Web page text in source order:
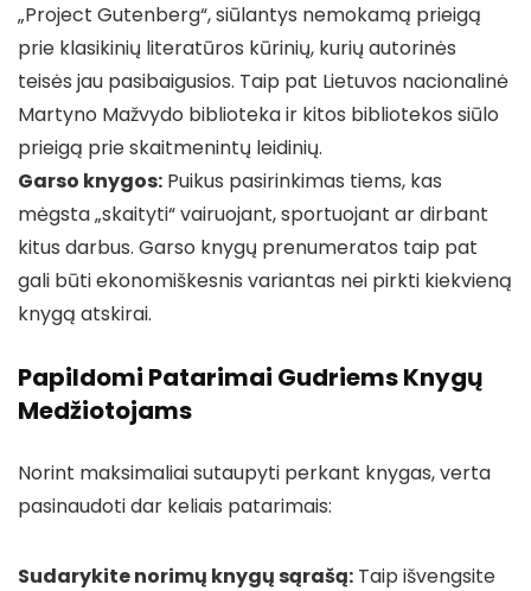
„Project Gutenberg“, siūlantys nemokamą prieigą
prie klasikinių literatūros kūrinių, kurių autorinės
teisės jau pasibaigusios. Taip pat Lietuvos nacionalinė
Martyno Mažvydo biblioteka ir kitos bibliotekos siūlo
prieigą prie skaitmenintų leidinių.
Garso knygos: Puikus pasirinkimas tiems, kas
mėgsta „skaityti“ vairuojant, sportuojant ar dirbant
kitus darbus. Garso knygų prenumeratos taip pat
gali būti ekonomiškesnis variantas nei pirkti kiekvieną
knygą atskirai.
Papildomi Patarimai Gudriems Knygų
Medžiotojams
Norint maksimaliai sutaupyti perkant knygas, verta
pasinaudoti dar keliais patarimais:
Sudarykite norimų knygų sąrašą: Taip išvengsite